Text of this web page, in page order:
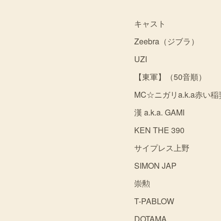
キャスト
Zeebra（ジブラ）
UZI
【東軍】（50音順）
MC☆ニガリa.k.a赤い稲
漢 a.k.a. GAMI
KEN THE 390
サイプレス上野
SIMON JAP
崇勲
T-PABLOW
DOTAMA